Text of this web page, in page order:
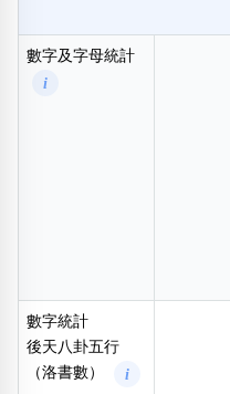
數字及字母統計
i
數字統計
後天八卦五行
（洛書數）
i